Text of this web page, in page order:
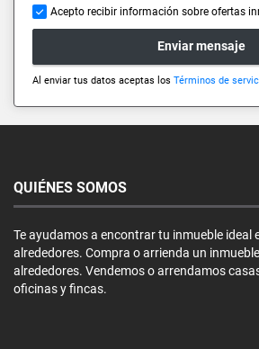
Acepto recibir información sobre ofertas
Enviar mensaje
Al enviar tus datos aceptas los Términos de
QUIÉNES SOMOS
Te ayudamos a encontrar tu inmueble ideal
alrededores. Compra o arrienda un
alrededores. Vendemos o arrendamos
oficinas y fincas.